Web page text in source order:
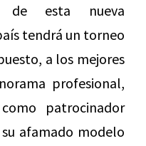
de esta nueva
tendrá un torneo
a los mejores
profesional,
patrocinador
afamado modelo